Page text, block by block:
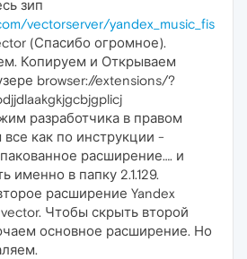
зип
vectorserver/yandex_music_fis
(Спасибо огромное).
Копируем и Открываем
browser://extensions/?
разработчика в правом
как по инструкции -
расширение…. и
именно в папку 2.1.129.
расширение Yandex
Чтобы скрыть второй
основное расширение. Но